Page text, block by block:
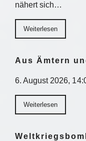
nähert sich…
Weiterlesen
Aus Ämtern
6. August 2026,
Weiterlesen